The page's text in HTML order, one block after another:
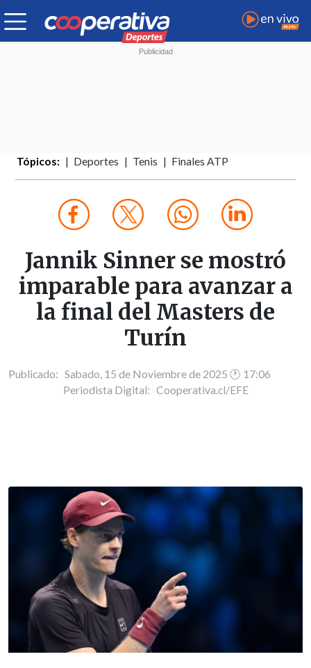
Tópicos: Deportes Tenis Finales ATP
Jannik Sinner se mostró
imparable para avanzar a
la final del Masters de
Turín
Publicado: Sabado, 15 de Noviembre de 2025 🕐 17:06
Periodista Digital: Cooperativa.cl/EFE